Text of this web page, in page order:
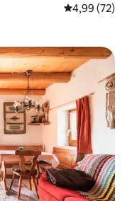
Note
4,99 (72)